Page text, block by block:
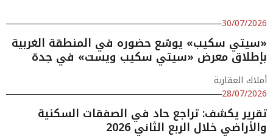
30/07/2026
«سيتي سكيب» يوسّع حضوره في المنطقة الغربية
بإطلاق معرض «سيتي سكيب ويست» في جدة
أملاك العقارية
28/07/2026
تقرير يكشف: تراجع حاد في الصفقات السكنية
والأراضي خلال الربع الثاني 2026